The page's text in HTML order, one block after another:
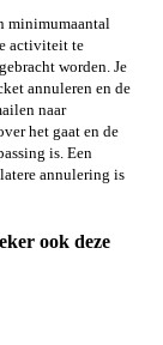
minimumaantal
activiteit te
worden. Je
annuleren en de
naar
het gaat en de
is. Een
annulering is
ook deze